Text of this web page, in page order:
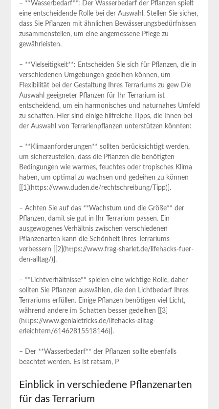
– **Wasserbedarf**: Der Wasserbedarf ⁣der ⁤Pflanzen spielt
eine entscheidende Rolle ‍bei der Auswahl. Stellen Sie ​sicher,
dass Sie Pflanzen mit ähnlichen Bewässerungsbedürfnissen
zusammenstellen, ⁢um eine angemessene Pflege​ zu
gewährleisten.
– **Vielseitigkeit**: Entscheiden Sie ⁤sich für ‍Pflanzen, die⁢ in
verschiedenen Umgebungen gedeihen können,‌ um
Flexibilität bei der Gestaltung Ihres Terrariums zu gew Die
‌Auswahl geeigneter Pflanzen für Ihr ⁤Terrarium ist
entscheidend,⁢ um ein‍ harmonisches und ‌naturnahes Umfeld
zu ⁤schaffen. Hier sind einige hilfreiche Tipps, die Ihnen bei
der Auswahl von Terrarienpflanzen unterstützen könnten:
– **Klimaanforderungen** sollten berücksichtigt werden,
‍um sicherzustellen, ‍dass⁤ die⁣ Pflanzen ​die benötigten
Bedingungen wie warmes, feuchtes oder tropisches Klima
haben, um ‍optimal ⁣zu wachsen und gedeihen zu können
[[1](https://www.duden.de/rechtschreibung/Tipp)].
– Achten Sie auf das **Wachstum und die Größe** der
Pflanzen, damit sie gut in ⁢Ihr Terrarium passen. Ein
ausgewogenes Verhältnis zwischen verschiedenen
Pflanzenarten kann die Schönheit Ihres Terrariums
verbessern [[2](https://www.frag-sharlet.de/lifehacks-fuer-
den-alltag/)].
– **Lichtverhältnisse** spielen⁣ eine wichtige Rolle, daher
sollten Sie Pflanzen auswählen, die den​ Lichtbedarf Ihres
Terrariums erfüllen. Einige Pflanzen ‌benötigen viel Licht,
während andere im Schatten besser gedeihen [[3]
(https://www.genialetricks.de/lifehacks-alltag-
erleichtern/61462815518146)].
– Der **Wasserbedarf** der Pflanzen sollte ebenfalls
beachtet werden. Es ist ratsam, P
Einblick in verschiedene Pflanzenarten
für das Terrarium